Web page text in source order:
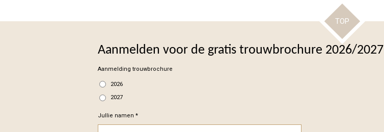
TOP
Aanmelden voor de gratis trouwbrochure 2026/2027
Aanmelding trouwbrochure
2026
2027
Jullie namen *